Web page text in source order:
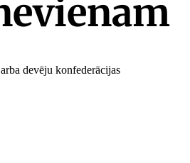
devēju konfederācijas